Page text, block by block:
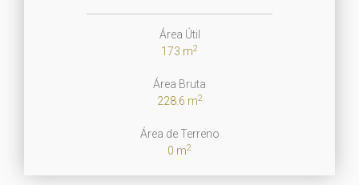
Área Útil
173 m2
Área Bruta
228.6 m2
Área de Terreno
0 m2